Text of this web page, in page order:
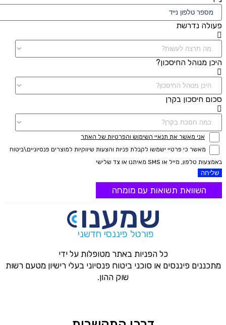
פעולה נדרשת
היכן מנוהל החיסכון?
סכום חיסכון בקרן
אני מאשר את תנאיי השימוש והפרטיות של האתר
מאשר כי פרטיי ישמשו לקבלת פניות והצעות שיווקיות למוצרים פנסיוניים\ביטוח
באמצעות טלפון, מייל או SMS מאיתנו או צד שלישי
שליחה
השוואת תשואות עם מומחה
פורטל פיננסי חדשני
כל הפניות באתר מטופלות על ידי
מתכננים פיננסים או סוכני ביטוח פנסיוני בעלי רישיון מטעם רשות
שוק ההון.